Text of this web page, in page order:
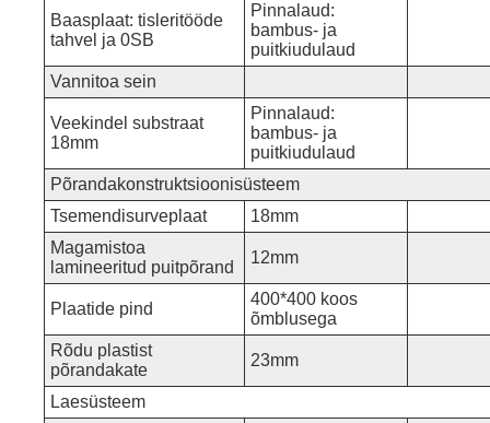
Baasplaat: tisleritööde
tahvel ja 0SB
Pinnalaud:
bambus- ja
puitkiudulaud
Vannitoa sein
Veekindel substraat
18mm
Pinnalaud:
bambus- ja
puitkiudulaud
Põrandakonstruktsioonisüsteem
Tsemendisurveplaat
18mm
Magamistoa
lamineeritud puitpõrand
12mm
Plaatide pind
400*400 koos
õmblusega
Rõdu plastist
põrandakate
23mm
Laesüsteem